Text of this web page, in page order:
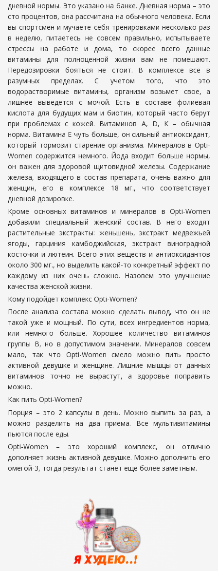
дневной нормы. Это указано на банке. Дневная норма – это
сто процентов, она рассчитана на обычного человека. Если
вы спортсмен и мучаете себя тренировками несколько раз
в неделю, питаетесь не совсем правильно, испытываете
стрессы на работе и дома, то скорее всего данные
витамины для полноценной жизни вам не помешают.
Передозировки бояться не стоит. В комплексе всё в
разумных пределах. С учетом того, что это
водорастворимые витамины, организм возьмет свое, а
лишнее выведется с мочой. Есть в составе фолиевая
кислота для будущих мам и биотин, который часто берут
при проблемах с кожей. Витаминов А, D, К – обычная
норма. Витамина Е чуть больше, он сильный антиоксидант,
который тормозит старение организма. Минералов в Opti-
Women содержится немного. Йода входит больше нормы,
он важен для здоровой щитовидной железы. Содержание
железа, входящего в состав препарата, очень важно для
женщин, его в комплексе 18 мг., что соответствует
дневной дозировке.
Кроме основных витаминов и минералов в Opti-Women
добавили специальный женский состав. В него входят
растительные экстракты: женьшень, экстракт медвежьей
ягоды, гарциния камбоджийская, экстракт виноградной
косточки и лютеин. Всего этих веществ и антиоксидантов
около 300 мг., но выделить какой-то конкретный эффект по
каждому из них очень сложно. Назовем это улучшение
качества женской жизни.
Кому подойдет комплекс Opti-Women?
После анализа состава можно сделать вывод, что он не
такой уже и мощный. По сути, всех ингредиентов норма,
или немного больше. Хорошее количество витаминов
группы В, но в допустимом значении. Минералов совсем
мало, так что Opti-Women смело можно пить просто
активной девушке и женщине. Лишние мышцы от данных
витаминов точно не вырастут, а здоровье поправить
можно.
Как пить Opti-Women?
Порция – это 2 капсулы в день. Можно выпить за раз, а
можно разделить на два приема. Все мультивитамины
пьются после еды.
Opti-Women – это хороший комплекс, он отлично
дополняет жизнь активной девушке. Можно дополнить его
омегой-3, тогда результат станет еще более заметным.